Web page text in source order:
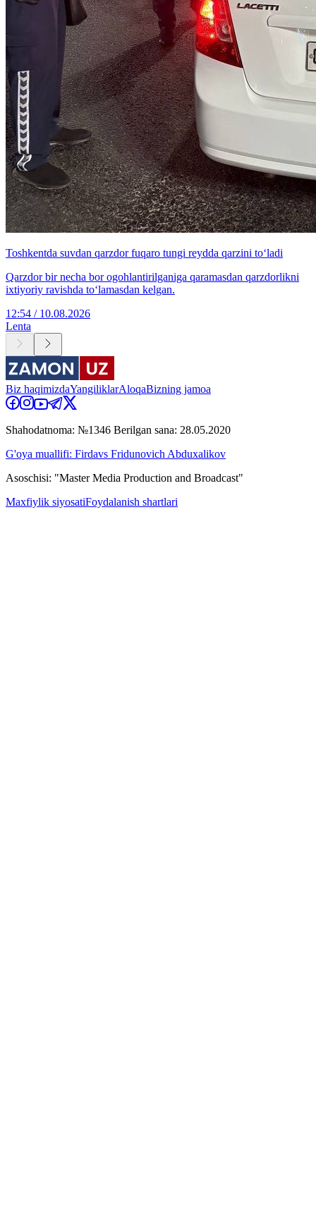
Toshkentda suvdan qarzdor fuqaro tungi reydda qarzini to‘ladi
Qarzdor bir necha bor ogohlantirilganiga qaramasdan qarzdorlikni
ixtiyoriy ravishda to‘lamasdan kelgan.
12:54 / 10.08.2026
Lenta
Biz haqimizdaYangiliklarAloqaBizning jamoa
Shahodatnoma: №1346 Berilgan sana: 28.05.2020
G'oya muallifi: Firdavs Fridunovich Abduxalikov
Asoschisi: "Master Media Production and Broadcast"
Maxfiylik siyosatiFoydalanish shartlari